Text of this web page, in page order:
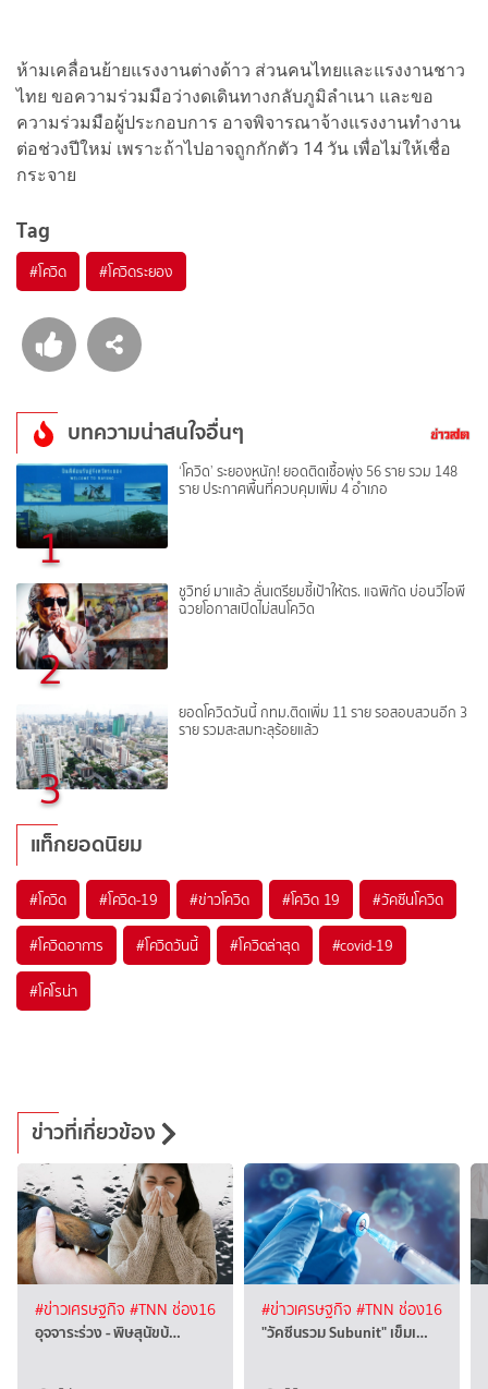
ห้ามเคลื่อนย้ายแรงงานต่างด้าว ส่วนคนไทยและแรงงานชาว
ไทย ขอความร่วมมือว่างดเดินทางกลับภูมิลำเนา และขอ
ความร่วมมือผู้ประกอบการ อาจพิจารณาจ้างแรงงานทำงาน
ต่อช่วงปีใหม่ เพราะถ้าไปอาจถูกกักตัว 14 วัน เพื่อไม่ให้เชื่อ
กระจาย
Tag
#โควิด #โควิดระยอง
บทความน่าสนใจอื่นๆ
1
‘โควิด’ ระยองหนัก! ยอดติดเชื้อพุ่ง 56 ราย รวม 148
ราย ประกาศพื้นที่ควบคุมเพิ่ม 4 อำเภอ
2
ชูวิทย์ มาแล้ว ลั่นเตรียมชี้เป้าให้ตร. แฉพิกัด บ่อนวีไอพี
ฉวยโอกาสเปิดไม่สนโควิด
3
ยอดโควิดวันนี้ กทม.ติดเพิ่ม 11 ราย รอสอบสวนอีก 3
ราย รวมสะสมทะลุร้อยแล้ว
แท็กยอดนิยม
#โควิด #โควิด-19 #ข่าวโควิด #โควิด 19 #วัคซีนโควิด
#โควิดอาการ #โควิดวันนี้ #โควิดล่าสุด #covid-19
#โคโรน่า
ข่าวที่เกี่ยวข้อง
#ข่าวเศรษฐกิจ #TNN ช่อง16
อุจจาระร่วง - พิษสุนัขบ้…
#ข่าวเศรษฐกิจ #TNN ช่อง16
"วัคซีนรวม Subunit" เข็มเ…